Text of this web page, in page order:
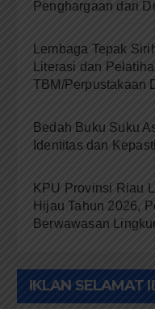
Penghargaan dari
Lembaga Tepak
Literasi dan
TBM/Perpustakaan
Bedah Buku Suku
Identitas dan
KPU Provinsi Riau
Hijau Tahun 2026,
Berwawasan
IKLAN SELAMAT